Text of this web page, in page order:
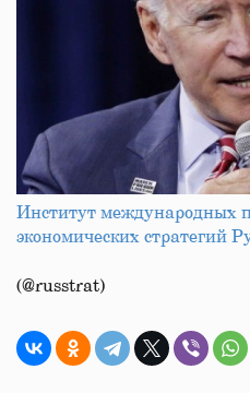
Институт международных
экономических стратегий
(@russtrat)